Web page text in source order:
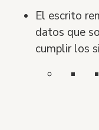
El escrito
datos que
cumplir los